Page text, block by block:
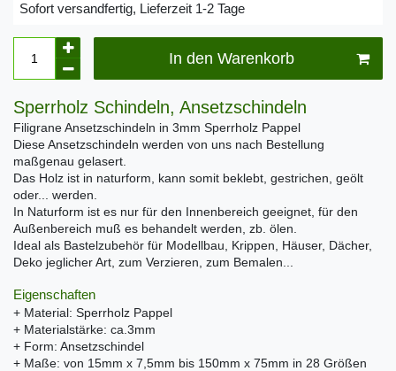
Sofort versandfertig, Lieferzeit 1-2 Tage
In den Warenkorb
Sperrholz Schindeln, Ansetzschindeln
Filigrane Ansetzschindeln in 3mm Sperrholz Pappel
Diese Ansetzschindeln werden von uns nach Bestellung
maßgenau gelasert.
Das Holz ist in naturform, kann somit beklebt, gestrichen, geölt
oder... werden.
In Naturform ist es nur für den Innenbereich geeignet, für den
Außenbereich muß es behandelt werden, zb. ölen.
Ideal als Bastelzubehör für Modellbau, Krippen, Häuser, Dächer,
Deko jeglicher Art, zum Verzieren, zum Bemalen...
Eigenschaften
+ Material: Sperrholz Pappel
+ Materialstärke: ca.3mm
+ Form: Ansetzschindel
+ Maße: von 15mm x 7,5mm bis 150mm x 75mm in 28 Größen